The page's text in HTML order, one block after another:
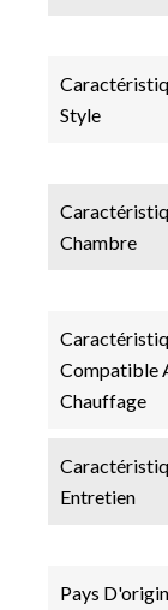
Style
Chambre
Compatible
Chauffage
Entretien
Pays